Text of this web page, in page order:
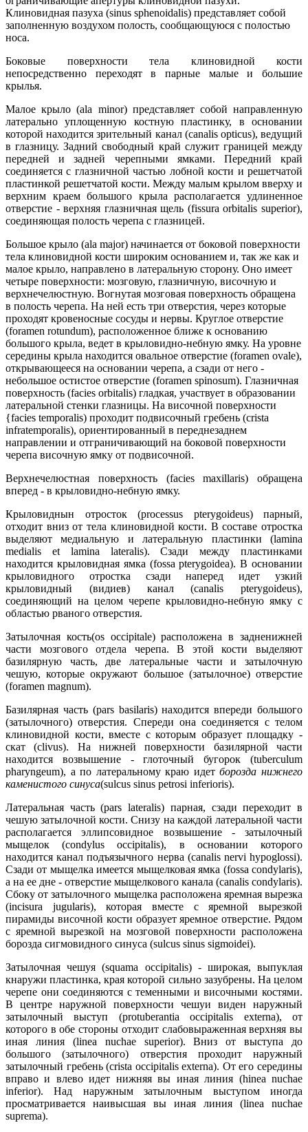
Клиновидная пазуха (sinus sphenoidalis) представляет собой
заполненную воздухом полость, сообщающуюся с полостью
носа.
Боковые поверхности тела клиновидной кости
непосредственно переходят в парные малые и большие
крылья.
Малое крыло (ala minor) представляет собой направленную
латерально уплощенную костную пластинку, в основании
которой находится зрительный канал (canalis opticus), ведущий
в глазницу. Задний свободный край служит границей между
передней и задней черепными ямками. Передний край
соединяется с глазничной частью лобной кости и решетчатой
пластинкой решетчатой кости. Между малым крылом вверху и
верхним краем большого крыла располагается удлиненное
отверстие - верхняя глазничная щель (fissura orbitalis superior),
соединяющая полость черепа с глазницей.
Большое крыло (ala major) начинается от боковой поверхности
тела клиновидной кости широким основанием и, так же как и
малое крыло, направлено в латеральную сторону. Оно имеет
четыре поверхности: мозговую, глазничную, височную и
верхнечелюстную. Вогнутая мозговая поверхность обращена
в полость черепа. На ней есть три отверстия, через которые
проходят кровеносные сосуды и нервы. Круглое отверстие
(foramen rotundum), расположенное ближе к основанию
большого крыла, ведет в крыловидно-небную ямку. На уровне
середины крыла находится овальное отверстие (foramen ovale),
открывающееся на основании черепа, а сзади от него -
небольшое остистое отверстие (foramen spinosum). Глазничная
поверхность (facies orbitalis) гладкая, участвует в образовании
латеральной стенки глазницы. На височной поверхности
{facies temporalis) проходит подвисочный гребень (crista
infratemporalis), ориентированный в переднезаднем
направлении и отграничивающий на боковой поверхности
черепа височную ямку от подвисочной.
Верхнечелюстная поверхность (facies maxillaris) обращена
вперед - в крыловидно-небную ямку.
Крыловиднын отросток (processus pterygoideus) парный,
отходит вниз от тела клиновидной кости. В составе отростка
выделяют медиальную и латеральную пластинки (lamina
medialis et lamina lateralis). Сзади между пластинками
находится крыловидная ямка (fossa pterygoidea). В основании
крыловидного отростка сзади наперед идет узкий
крыловидный (видиев) канал (canalis pterygoideus),
соединяющий на целом черепе крыловидно-небную ямку с
областью рваного отверстия.
Затылочная кость(оs occipitale) расположена в задненижней
части мозгового отдела черепа. В этой кости выделяют
базилярную часть, две латеральные части и затылочную
чешую, которые окружают большое (затылочное) отверстие
(foramen magnum).
Базилярная часть (pars basilaris) находится впереди большого
(затылочного) отверстия. Спереди она соединяется с телом
клиновидной кости, вместе с которым образует площадку -
скат (clivus). На нижней поверхности базилярной части
находится возвышение - глоточный бугорок (tuberculum
pharyngeum), а по латеральному краю идетборозда нижнего
каменистого синуса(sulcus sinus petrosi inferioris).
Латеральная часть (pars lateralis) парная, сзади переходит в
чешую затылочной кости. Снизу на каждой латеральной части
располагается эллипсовидное возвышение - затылочный
мыщелок (condylus occipitalis), в основании которого
находится канал подъязычного нерва (canalis nervi hypoglossi).
Сзади от мыщелка имеется мыщелковая ямка (fossa condylaris),
а на ее дне - отверстие мыщелкового канала (canalis condylaris).
Сбоку от затылочного мыщелка расположена яремная вырезка
(incisura jugularis), которая вместе с яремной вырезкой
пирамиды височной кости образует яремное отверстие. Рядом
с яремной вырезкой на мозговой поверхности расположена
борозда сигмовидного синуса (sulcus sinus sigmoidei).
Затылочная чешуя (squama occipitalis) - широкая, выпуклая
кнаружи пластинка, края которой сильно зазубрены. На целом
черепе они соединяются с теменными и височными костями.
В центре наружной поверхности чешуи виден наружный
затылочный выступ (protuberantia occipitalis externa), от
которого в обе стороны отходит слабовыраженная верхняя вы
иная линия (linea nuchae superior). Вниз от выступа до
большого (затылочного) отверстия проходит наружный
затылочный гребень (crista occipitalis externa). От его середины
вправо и влево идет нижняя вы иная линия (hinea nuchae
inferior). Над наружным затылочным выступом иногда
просматривается наивысшая вы иная линия (linea nuchae
suprema).